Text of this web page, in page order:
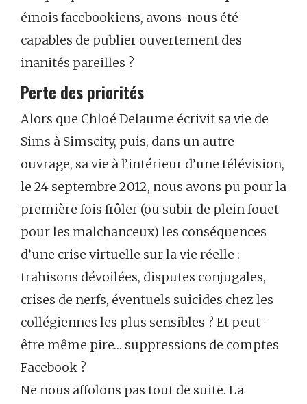
émois facebookiens, avons-nous été
capables de publier ouvertement des
inanités pareilles ?
Perte des priorités
Alors que Chloé Delaume écrivit sa vie de
Sims à Simscity, puis, dans un autre
ouvrage, sa vie à l’intérieur d’une télévision,
le 24 septembre 2012, nous avons pu pour la
première fois frôler (ou subir de plein fouet
pour les malchanceux) les conséquences
d’une crise virtuelle sur la vie réelle :
trahisons dévoilées, disputes conjugales,
crises de nerfs, éventuels suicides chez les
collégiennes les plus sensibles ? Et peut-
être même pire… suppressions de comptes
Facebook ?
Ne nous affolons pas tout de suite. La